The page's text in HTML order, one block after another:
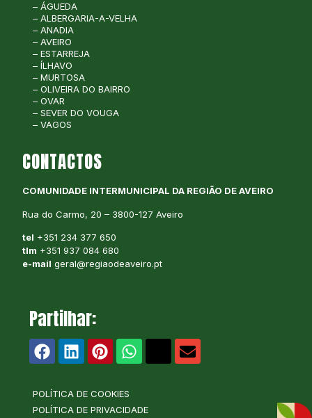
– ÁGUEDA
– ALBERGARIA-A-VELHA
– ANADIA
– AVEIRO
– ESTARREJA
– ÍLHAVO
– MURTOSA
– OLIVEIRA DO BAIRRO
– OVAR
– SEVER DO VOUGA
– VAGOS
CONTACTOS
COMUNIDADE INTERMUNICIPAL DA REGIÃO DE AVEIRO
Rua do Carmo, 20 – 3800-127 Aveiro
tel +351 234 377 650
tlm +351 937 084 680
e-mail geral@regiaodeaveiro.pt
Partilhar:
POLÍTICA DE COOKIES
POLÍTICA DE PRIVACIDADE